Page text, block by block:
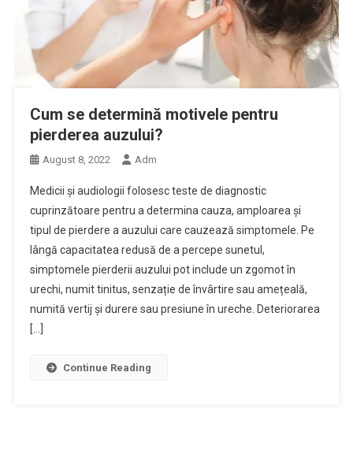
Cum se determină motivele pentru
pierderea auzului?
August 8, 2022 Adm
Medicii și audiologii folosesc teste de diagnostic
cuprinzătoare pentru a determina cauza, amploarea și
tipul de pierdere a auzului care cauzează simptomele. Pe
lângă capacitatea redusă de a percepe sunetul,
simptomele pierderii auzului pot include un zgomot în
urechi, numit tinitus, senzație de învârtire sau amețeală,
numită vertij și durere sau presiune în ureche. Deteriorarea
[…]
Continue Reading